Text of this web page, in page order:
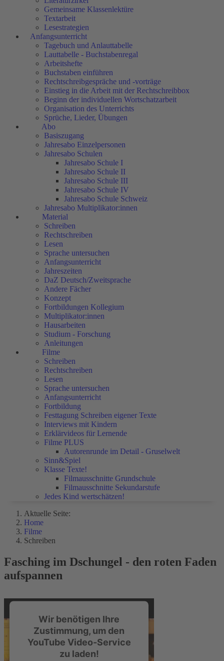
Gemeinsame Klassenlektüre
Textarbeit
Lesestrategien
Anfangsunterricht
Tagebuch und Anlauttabelle
Lauttabelle - Buchstabenregal
Arbeitshefte
Buchstaben einführen
Rechtschreibgespräche und -vorträge
Einstieg in die Arbeit mit der Rechtschreibbox
Beginn der individuellen Wortschatzarbeit
Organisation des Unterrichts
Sprüche, Lieder, Übungen
Abo
Basiszugang
Jahresabo Einzelpersonen
Jahresabo Schulen
Jahresabo Schule I
Jahresabo Schule II
Jahresabo Schule III
Jahresabo Schule IV
Jahresabo Schule Schweiz
Jahresabo Multiplikator:innen
Material
Schreiben
Rechtschreiben
Lesen
Sprache untersuchen
Anfangsunterricht
Jahreszeiten
DaZ Deutsch/Zweitsprache
Andere Fächer
Konzept
Fortbildungen Kollegium
Multiplikator:innen
Hausarbeiten
Studium - Forschung
Anleitungen
Filme
Schreiben
Rechtschreiben
Lesen
Sprache untersuchen
Anfangsunterricht
Fortbildung
Festtagung Schreiben eigener Texte
Interviews mit Kindern
Erklärvideos für Lernende
Filme PLUS
Autorenrunde im Detail - Gruselwelt
Sinn&Spiel
Klasse Texte!
Filmausschnitte Grundschule
Filmausschnitte Sekundarstufe
Jedes Kind wertschätzen!
Aktuelle Seite:
Home
Filme
Schreiben
Fasching im Dschungel - den roten Faden
aufspannen
Wir benötigen Ihre
Zustimmung, um den
YouTube Video-Service
zu laden!